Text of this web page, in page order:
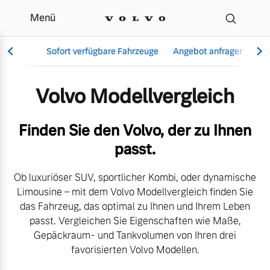
Der Volvo
Menü
Sofort verfügbare Fahrzeuge Angebot anfragen
Vollelektrisch
6 Modelle
Plug-in Hybrid
3 Modelle
Aktuelle Angebote
Über uns
Volvo Modellvergleich
Finden Sie den Volvo, der zu Ihnen
passt.
Ob luxuriöser SUV, sportlicher Kombi, oder dynamische
Limousine – mit dem Volvo Modellvergleich finden Sie
das Fahrzeug, das optimal zu Ihnen und Ihrem Leben
passt. Vergleichen Sie Eigenschaften wie Maße,
Gepäckraum- und Tankvolumen von Ihren drei
favorisierten Volvo Modellen.